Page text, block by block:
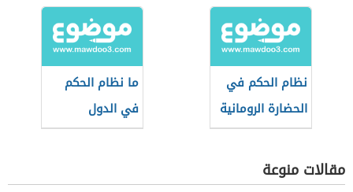
نظام الحكم في
الحضارة الرومانية
ما نظام الحكم
في الدول
العربية؟
مقالات منوعة